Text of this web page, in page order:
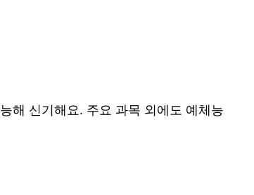
해 신기해요. 주요 과목 외에도 예체능